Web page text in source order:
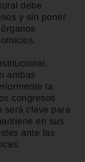
debe
y sin poner
ambas
la
congresos
será clave para
en sus
ante las